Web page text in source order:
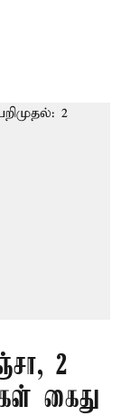
2
கைது